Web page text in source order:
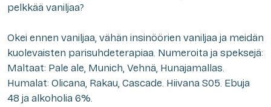
pelkkää vaniljaa?
Okei ennen vaniljaa, vähän insinöörien vaniljaa ja meidän
kuolevaisten parisuhdeterapiaa. Numeroita ja speksejä:
Maltaat: Pale ale, Munich, Vehnä, Hunajamallas.
Humalat: Olicana, Rakau, Cascade. Hiivana S05. Ebuja
48 ja alkoholia 6%.